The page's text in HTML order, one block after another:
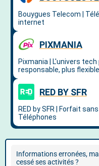
Informations erronées,
cessé ses activités ?